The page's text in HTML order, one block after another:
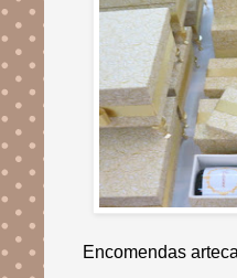
Encomendas